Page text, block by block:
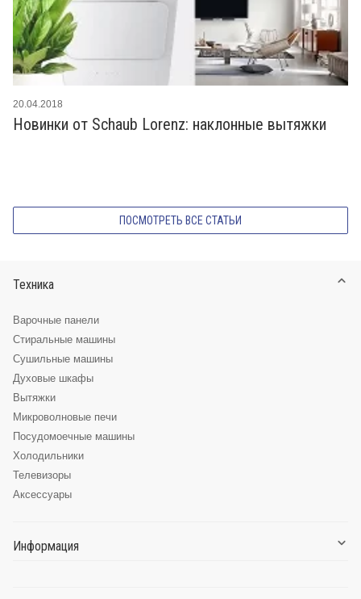
ПОСМОТРЕТЬ ВСЕ СТАТЬИ
Новинки от Schaub Lorenz: наклонные вытяжки
20.04.2018
Техника
Варочные панели
Стиральные машины
Сушильные машины
Духовые шкафы
Вытяжки
Микроволновые печи
Посудомоечные машины
Холодильники
Телевизоры
Аксессуары
Информация